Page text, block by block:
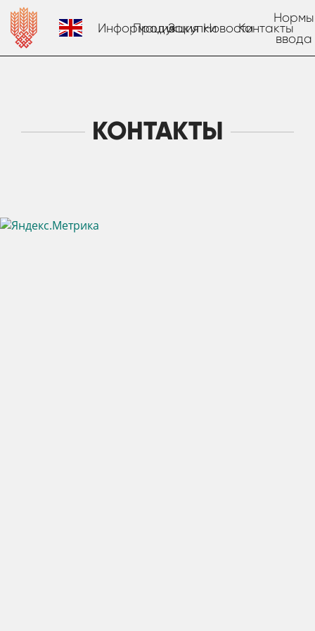
Информация
Продукция
ЗакупкиНовостиКонтакты
Нормы
ввода
КОНТАКТЫ